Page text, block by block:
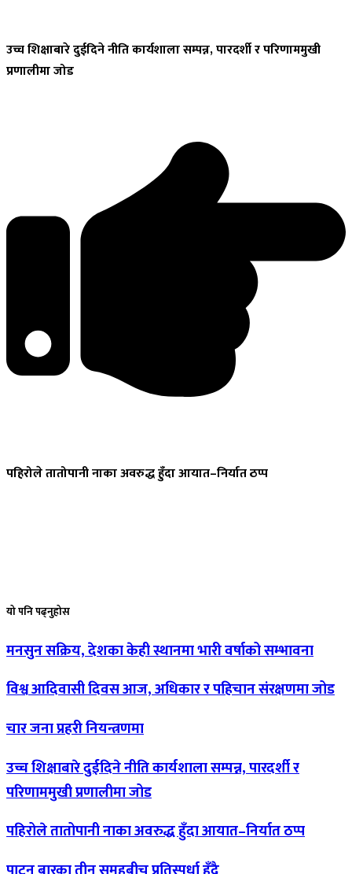
उच्चशिक्षाबारे दुईदिने नीति कार्यशाला सम्पन्न, पारदर्शी र परिणाममुखी
प्रणालीमा जोड
पहिरोलेतातोपानी नाका अवरुद्ध हुँदा आयात–निर्यात ठप्प
योपनि पढ्नुहोस
मनसुनसक्रिय, देशका केही स्थानमा भारी वर्षाको सम्भावना
विश्वआदिवासी दिवस आज, अधिकार र पहिचान संरक्षणमा जोड
चारजना प्रहरी नियन्त्रणमा
उच्चशिक्षाबारे दुईदिने नीति कार्यशाला सम्पन्न, पारदर्शी र
परिणाममुखी प्रणालीमा जोड
पहिरोलेतातोपानी नाका अवरुद्ध हुँदा आयात–निर्यात ठप्प